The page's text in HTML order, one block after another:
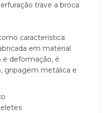
trave a broca
característica
em material
e deformação, é
gripagem metálica e